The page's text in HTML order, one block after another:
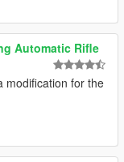
Automatic Rifle
modification for the